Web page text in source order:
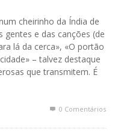
cheirinho da Índia de
gentes e das canções (de
lá da cerca», «O portão
– talvez destaque
que transmitem. É
0 Comentários